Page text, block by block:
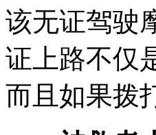
该无证驾驶
证上路不仅
而且如果拨